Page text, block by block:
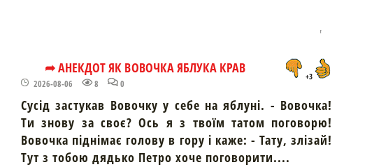
➦ АНЕКДОТ ЯК ВОВОЧКА ЯБЛУКА КРАВ
2026-08-06 8 0
+3
Сусід застукав Вовочку у себе на яблуні. - Вовочка!
Ти знову за своє? Ось я з твоїм татом поговорю!
Вовочка піднімає голову в гору і каже: - Тату, злізай!
Тут з тобою дядько Петро хоче поговорити....